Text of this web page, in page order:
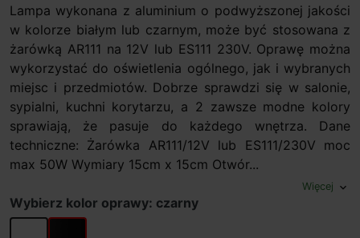
Lampa wykonana z aluminium o podwyższonej jakości
w kolorze białym lub czarnym, może być stosowana z
żarówką AR111 na 12V lub ES111 230V. Oprawę można
wykorzystać do oświetlenia ogólnego, jak i wybranych
miejsc i przedmiotów. Dobrze sprawdzi się w salonie,
sypialni, kuchni korytarzu, a 2 zawsze modne kolory
sprawiają, że pasuje do każdego wnętrza. Dane
techniczne: Żarówka AR111/12V lub ES111/230V moc
max 50W Wymiary 15cm x 15cm Otwór...
Więcej expand_more
Wybierz kolor oprawy: czarny
biały czarny